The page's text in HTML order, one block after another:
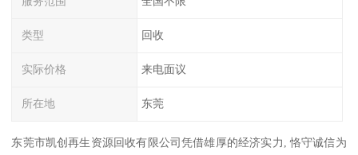
类型 回收
实际价格 来电面议
所在地 东莞
东莞市凯创再生资源回收有限公司凭借雄厚的经济实力, 恪守诚信为